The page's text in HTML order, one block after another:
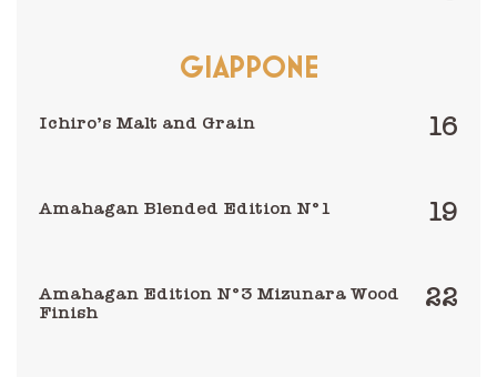
GIAPPONE
Ichiro’s Malt and Grain 16
Amahagan Blended Edition N°1 19
Amahagan Edition N°3 Mizunara Wood
Finish
22